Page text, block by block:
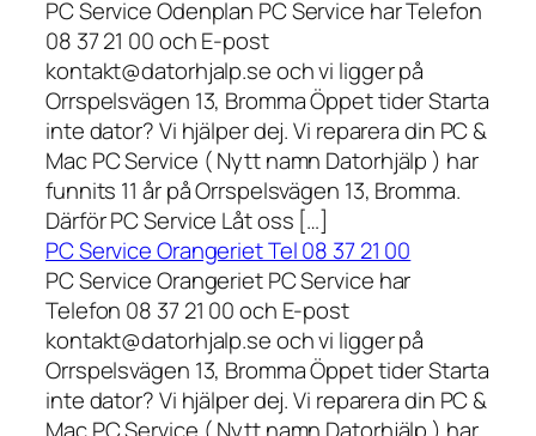
PC Service Odenplan PC Service har Telefon
08 37 21 00 och E-post
kontakt@datorhjalp.se och vi ligger på
Orrspelsvägen 13, Bromma Öppet tider Starta
inte dator? Vi hjälper dej. Vi reparera din PC &
Mac PC Service ( Nytt namn Datorhjälp ) har
funnits 11 år på Orrspelsvägen 13, Bromma.
Därför PC Service Låt oss […]
PC Service Orangeriet Tel 08 37 21 00
PC Service Orangeriet PC Service har
Telefon 08 37 21 00 och E-post
kontakt@datorhjalp.se och vi ligger på
Orrspelsvägen 13, Bromma Öppet tider Starta
inte dator? Vi hjälper dej. Vi reparera din PC &